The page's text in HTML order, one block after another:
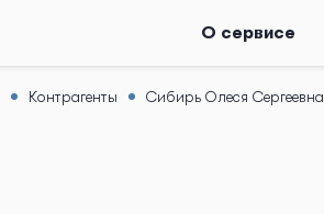
О сервисе
Контрагенты Сибирь Олеся Сергеевна